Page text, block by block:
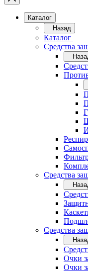
Каталог
Назад
Каталог
Средства
Средства
Средства
Очки
Очки